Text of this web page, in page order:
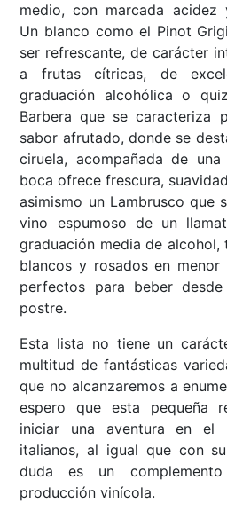
medio, con marcada acidez
Un blanco como el Pinot
ser refrescante, de carácter
a frutas cítricas, de
graduación alcohólica o
Barbera que se caracteriza
sabor afrutado, donde se
ciruela, acompañada de
boca ofrece frescura,
asimismo un Lambrusco que
vino espumoso de un
graduación media de alcohol,
blancos y rosados en
perfectos para beber
postre.
Esta lista no tiene un
multitud de fantásticas
que no alcanzaremos a
espero que esta pequeña
iniciar una aventura en el
italianos, al igual que con
duda es un
producción vinícola.